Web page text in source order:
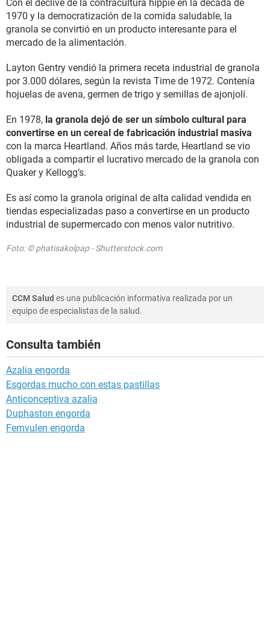
Con el declive de la contracultura hippie en la década de
1970 y la democratización de la comida saludable, la
granola se convirtió en un producto interesante para el
mercado de la alimentación.
Layton Gentry vendió la primera receta industrial de granola
por 3.000 dólares, según la revista Time de 1972. Contenía
hojuelas de avena, germen de trigo y semillas de ajonjolí.
En 1978, la granola dejó de ser un símbolo cultural para
convertirse en un cereal de fabricación industrial masiva
con la marca Heartland. Años más tarde, Heartland se vio
obligada a compartir el lucrativo mercado de la granola con
Quaker y Kellogg’s.
Es así como la granola original de alta calidad vendida en
tiendas especializadas paso a convertirse en un producto
industrial de supermercado con menos valor nutritivo.
Foto: © phatisakolpap - Shutterstock.com
CCM Salud es una publicación informativa realizada por un
equipo de especialistas de la salud.
Consulta también
Azalia engorda
Esgordas mucho con estas pastillas
Anticonceptiva azalia
Duphaston engorda
Femvulen engorda